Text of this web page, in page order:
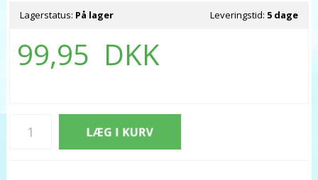
Lagerstatus: På lager Leveringstid: 5 dage
99,95 DKK